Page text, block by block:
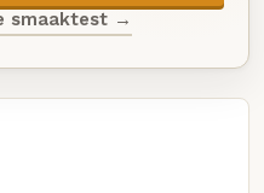
smaaktest →